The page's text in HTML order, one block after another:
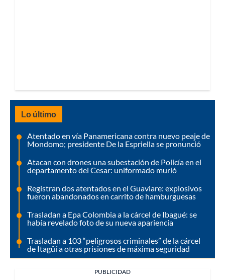
Lo último
Atentado en vía Panamericana contra nuevo peaje de
Mondomo; presidente De la Espriella se pronunció
Atacan con drones una subestación de Policía en el
departamento del Cesar: uniformado murió
Registran dos atentados en el Guaviare: explosivos
fueron abandonados en carrito de hamburguesas
Trasladan a Epa Colombia a la cárcel de Ibagué: se
había revelado foto de su nueva apariencia
Trasladan a 103 “peligrosos criminales” de la cárcel
de Itagüí a otras prisiones de máxima seguridad
PUBLICIDAD